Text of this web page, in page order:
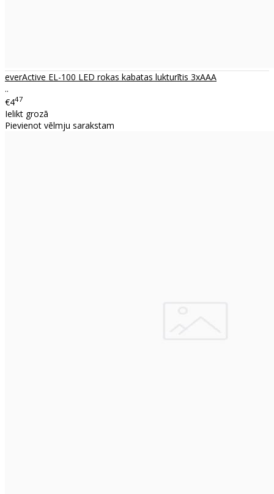
everActive EL-100 LED rokas kabatas lukturītis 3xAAA
..
€447
Ielikt grozā
Pievienot vēlmju sarakstam